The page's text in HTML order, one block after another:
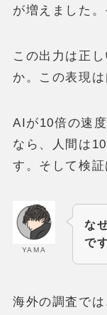
が増えました
この出力は正
か。この表現
AIが10倍の速
なら、人間は
す。そして検証
YAMA
な
で
海外の調査で